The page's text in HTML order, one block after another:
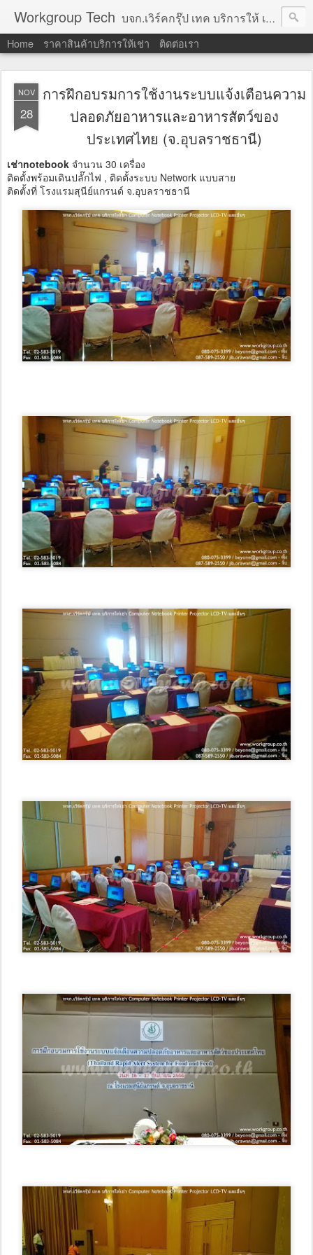
Workgroup Tech บจก.เวิร์คกรุ๊ป เทค บริการให้ เช่าคอมพิวเตอร์ โน้ตบุ๊ค โปรเจคเตอร์ ทีวีจอแบน จอทัชสกรีน ตู้คีออส วีดีโอวอล และอุปกรณ์อื่น ๆ บริการให้เช่าเป็น รายวัน
Home ราคาสินค้าบริการให้เช่า ติดต่อเรา
NOV
28
การฝึกอบรมการใช้งานระบบแจ้งเตือนความ
ปลอดภัยอาหารและอาหารสัตว์ของ
ประเทศไทย (จ.อุบลราชธานี)
เช่าnotebook จำนวน 30 เครื่อง
ติดตั้งพร้อมเดินปลั๊กไฟ , ติดตั้งระบบ Network แบบสาย
ติดตั้งที่ โรงแรมสุนีย์แกรนด์ จ.อุบลราชธานี